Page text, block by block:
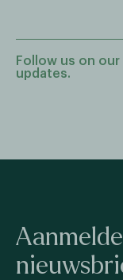
Follow us on
updates.